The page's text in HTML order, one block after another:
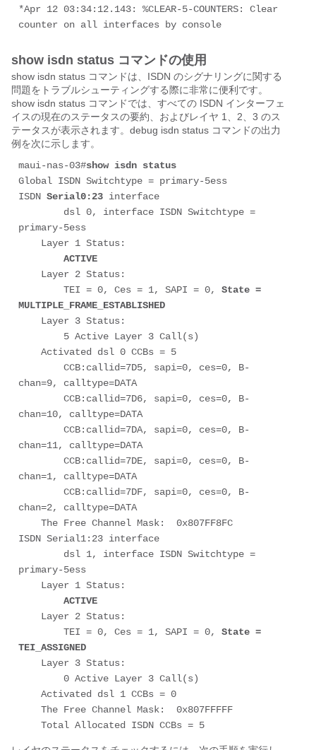
*Apr 12 03:34:12.143: %CLEAR-5-COUNTERS: Clear
counter on all interfaces by console
show isdn status コマンドの使用
show isdn status コマンドは、ISDN のシグナリングに関する
問題をトラブルシューティングする際に非常に便利です。
show isdn status コマンドでは、すべての ISDN インターフェ
イスの現在のステータスの要約、およびレイヤ 1、2、3 のス
テータスが表示されます。debug isdn status コマンドの出力
例を次に示します。
maui-nas-03#show isdn status
Global ISDN Switchtype = primary-5ess
ISDN Serial0:23 interface
primary-5ess
ACTIVE
        TEI = 0, Ces = 1, SAPI = 0,
State =
MULTIPLE_FRAME_ESTABLISHED
chan=9, calltype=DATA
chan=10, calltype=DATA
chan=11, calltype=DATA
chan=1, calltype=DATA
chan=2, calltype=DATA
ISDN Serial1:23 interface
primary-5ess
ACTIVE
        TEI = 0, Ces = 1, SAPI = 0,
State =
TEI_ASSIGNED
    Total Allocated ISDN CCBs = 5